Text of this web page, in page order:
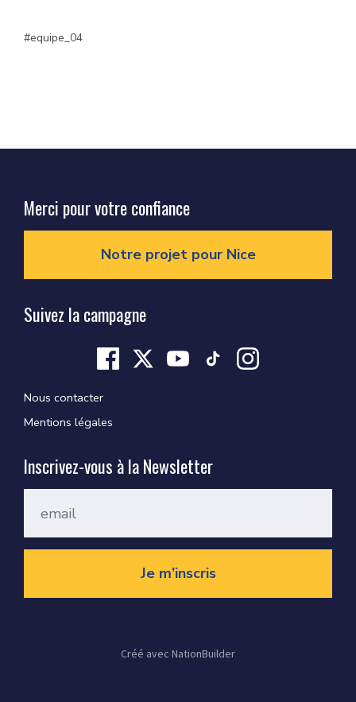
equipe_04
Merci pour votre confiance
Notre projet pour Nice
Suivez la campagne
Nous contacter
Mentions légales
Inscrivez-vous à la Newsletter
Créé avec NationBuilder